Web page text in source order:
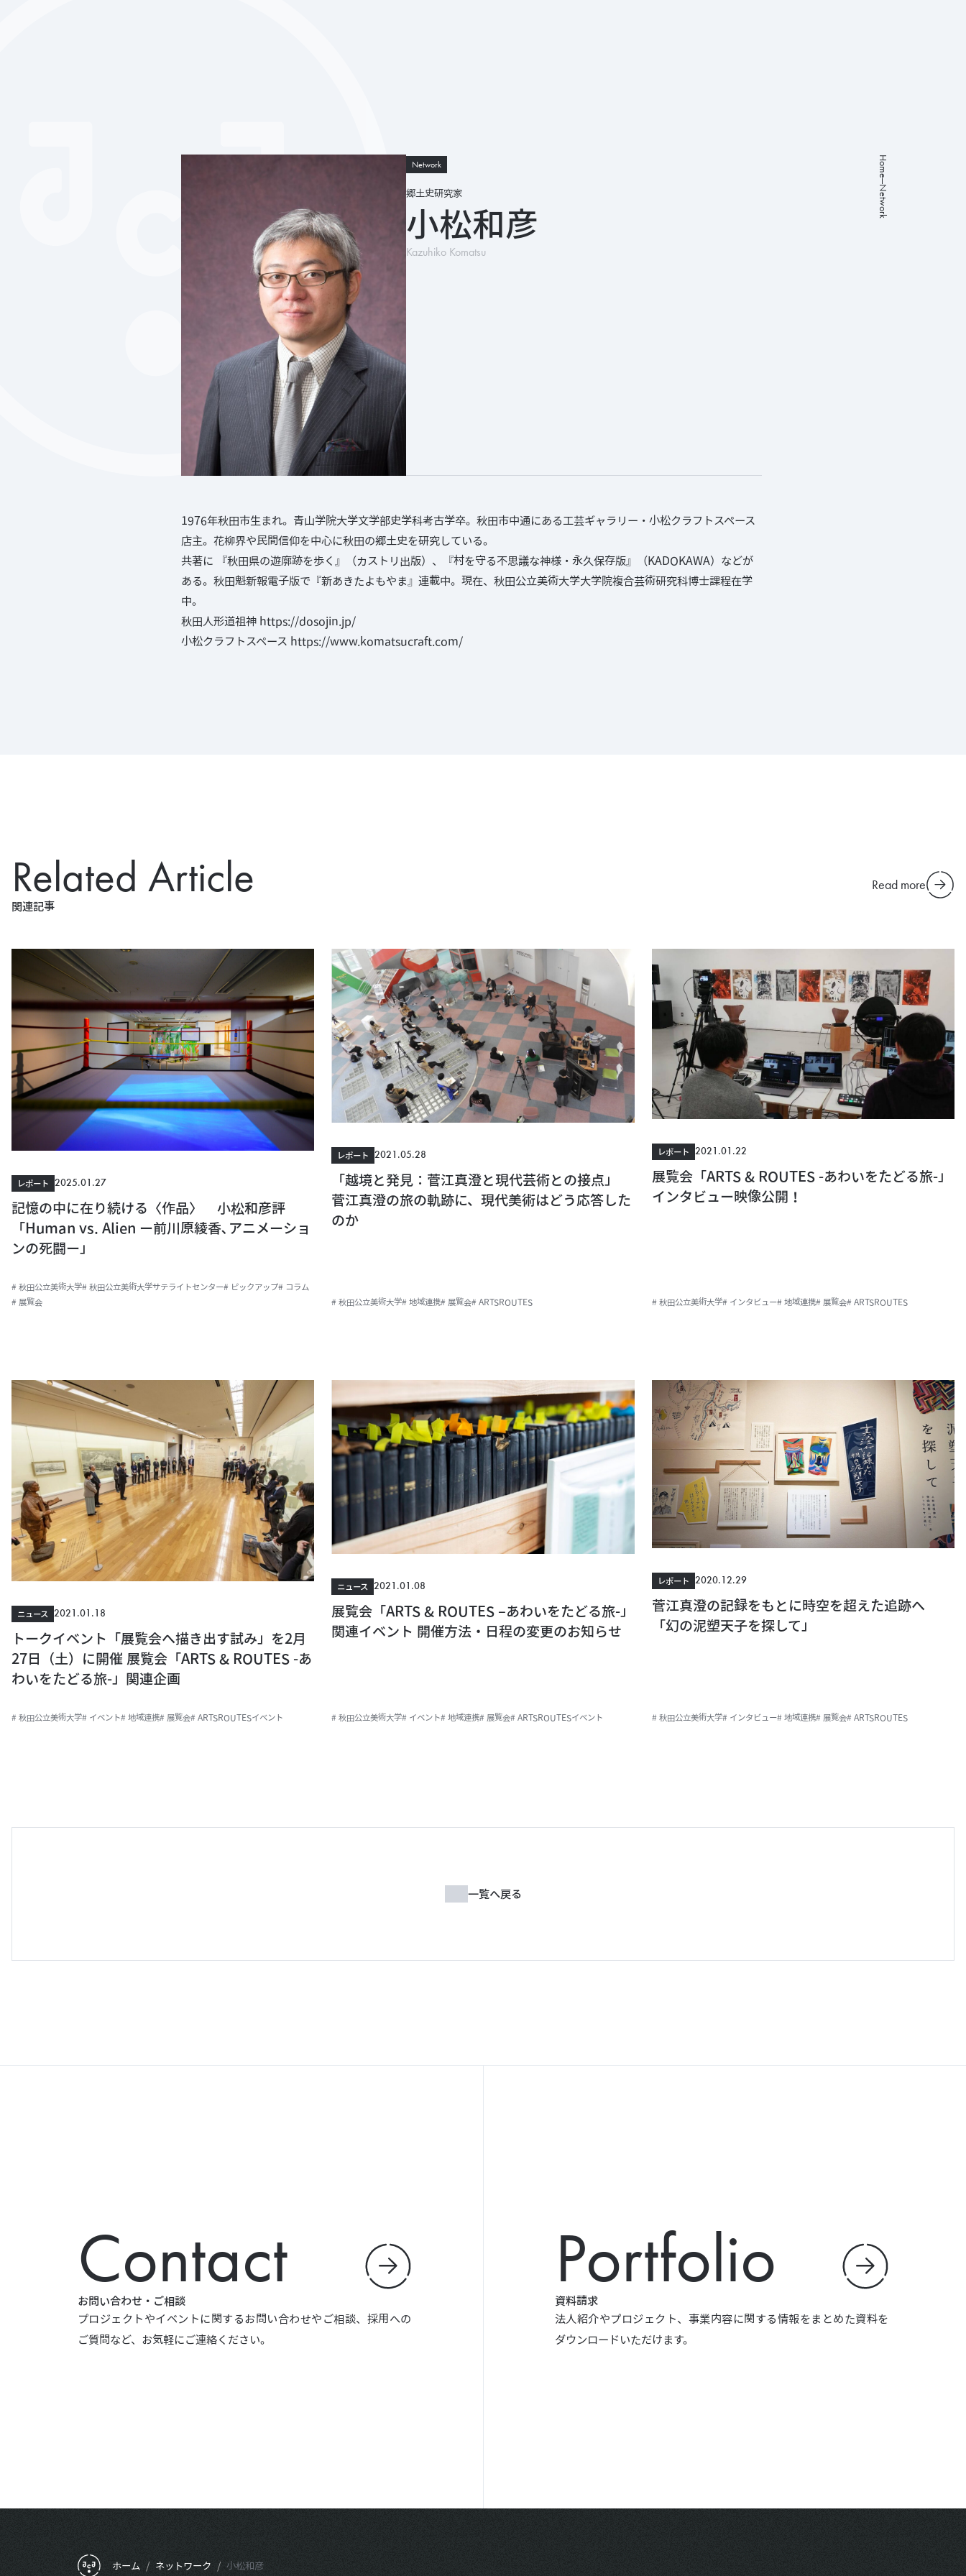
Home
Network
Network
郷土史研究家
小松和彦
Kazuhiko Komatsu
1976年秋田市生まれ。青山学院大学文学部史学科考古学卒。秋田市中通にある工芸ギャラリー・小松クラフトスペース
店主。花柳界や民間信仰を中心に秋田の郷土史を研究している。
共著に 『秋田県の遊廓跡を歩く』（カストリ出版）、『村を守る不思議な神様・永久保存版』（KADOKAWA）などが
ある。秋田魁新報電子版で『新あきたよもやま』連載中。現在、秋田公立美術大学大学院複合芸術研究科博士課程在学
中。
秋田人形道祖神 https://dosojin.jp/
小松クラフトスペース https://www.komatsucraft.com/
Related Article
関連記事
Read more
レポート 2025.01.27
記憶の中に在り続ける〈作品〉 小松和彦評
「Human vs. Alien ー前川原綾香､アニメーショ
ンの死闘ー」
# 秋田公立美術大学# 秋田公立美術大学サテライトセンター# ピックアップ# コラム
# 展覧会
レポート 2021.05.28
「越境と発見：菅江真澄と現代芸術との接点」
菅江真澄の旅の軌跡に、現代美術はどう応答した
のか
# 秋田公立美術大学# 地域連携# 展覧会# ARTSROUTES
レポート 2021.01.22
展覧会「ARTS & ROUTES -あわいをたどる旅-」
インタビュー映像公開！
# 秋田公立美術大学# インタビュー# 地域連携# 展覧会# ARTSROUTES
ニュース 2021.01.18
トークイベント「展覧会へ描き出す試み」を2月
27日（土）に開催 展覧会「ARTS & ROUTES -あ
わいをたどる旅-」関連企画
# 秋田公立美術大学# イベント# 地域連携# 展覧会# ARTSROUTESイベント
ニュース 2021.01.08
展覧会「ARTS & ROUTES –あわいをたどる旅-」
関連イベント 開催方法・日程の変更のお知らせ
# 秋田公立美術大学# イベント# 地域連携# 展覧会# ARTSROUTESイベント
レポート 2020.12.29
菅江真澄の記録をもとに時空を超えた追跡へ
「幻の泥塑天子を探して」
# 秋田公立美術大学# インタビュー# 地域連携# 展覧会# ARTSROUTES
一覧へ戻る
Contact
お問い合わせ・ご相談
プロジェクトやイベントに関するお問い合わせやご相談、採用への
ご質問など、お気軽にご連絡ください。
Portfolio
資料請求
法人紹介やプロジェクト、事業内容に関する情報をまとめた資料を
ダウンロードいただけます。
フッターメニュー
ホーム / ネットワーク / 小松和彦